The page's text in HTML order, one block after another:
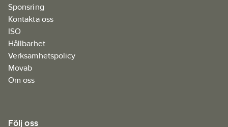
Sponsring
Kontakta oss
ISO
Hållbarhet
Verksamhetspolicy
Movab
Om oss
Följ oss